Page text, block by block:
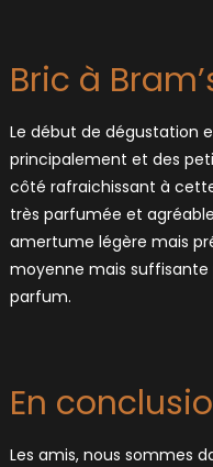
Bric à
Le début de dégustation
principalement et des
côté rafraichissant à
très parfumée et
amertume légère mais
moyenne mais suffisante
parfum.
En
Les amis, nous sommes